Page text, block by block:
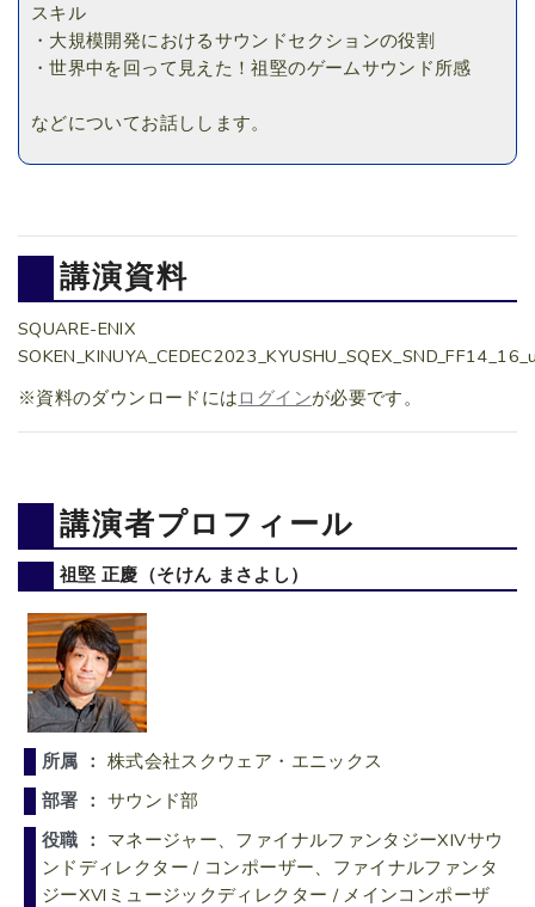
スキル
・大規模開発におけるサウンドセクションの役割
・世界中を回って見えた！祖堅のゲームサウンド所感
などについてお話しします。
講演資料
SQUARE-ENIX
※資料のダウンロードには ログインが必要です。
講演者プロフィール
祖堅 正慶（そけん まさよし）
所属 ： 株式会社スクウェア・エニックス
部署 ： サウンド部
役職 ： マネージャー、ファイナルファンタジーXIVサウ
ンドディレクター / コンポーザー、ファイナルファンタ
ジーXVIミュージックディレクター / メインコンポーザ